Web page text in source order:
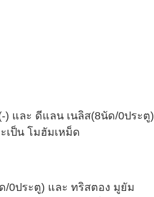
และ ดีแลน เนลิส(8นัด/0ประตู)
เป็น โมฮัมเหม็ด
/0ประตู) และ ทริสตอง มูยัม